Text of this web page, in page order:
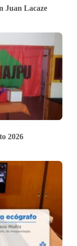
Juan Lacaze
2026